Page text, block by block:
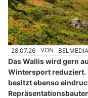
28.07.26 VON
Das Wallis wird gern
Wintersport reduziert.
besitzt ebenso